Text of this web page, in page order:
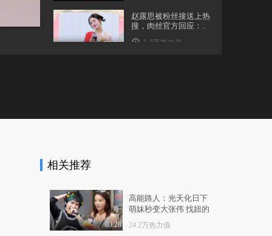
02:08
赵露思被粉丝接送上热
搜，肉丝官方回应：..
1.2万热力值
02:32
119救火结束后被120带
走，消防员害羞回应..
相关推荐
03:28
高能路人：光天化日下
萌妹秒变大张伟 找妞的
标准竟是36D！
24.2万热力值